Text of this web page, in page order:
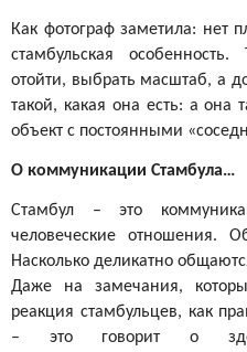
Как фотограф заметила: нет
стамбульская
отойти, выбрать масштаб, а
такой, какая она есть: а она
объект с постоянными
О коммуникации Стамбула…
Стамбул – это
человеческие отношения.
Насколько деликатно
Даже на замечания,
реакция стамбульцев, как
– это говорит о